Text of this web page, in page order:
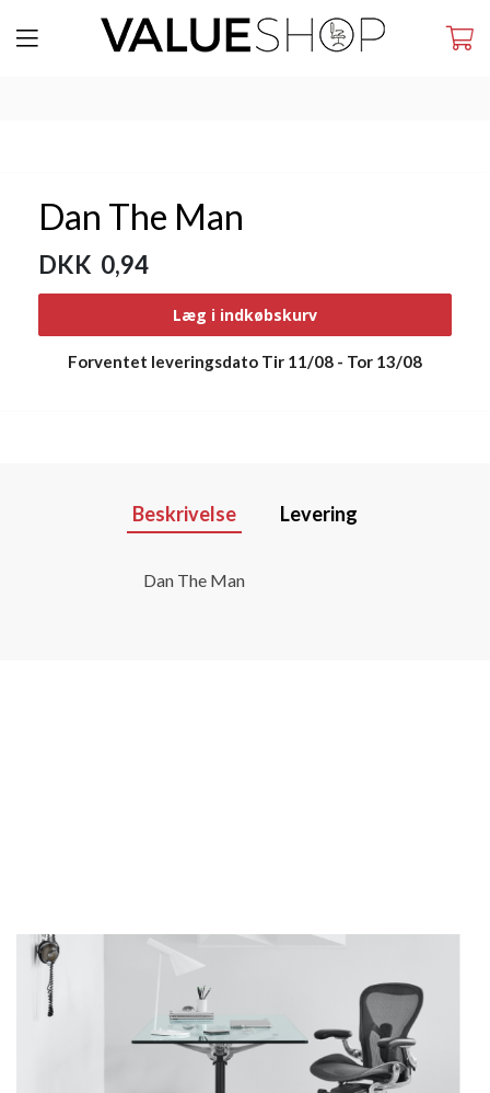
Dan The Man
DKK 0,94
Læg i indkøbskurv
Forventet leveringsdato Tir 11/08 - Tor 13/08
Beskrivelse Levering
Dan The Man